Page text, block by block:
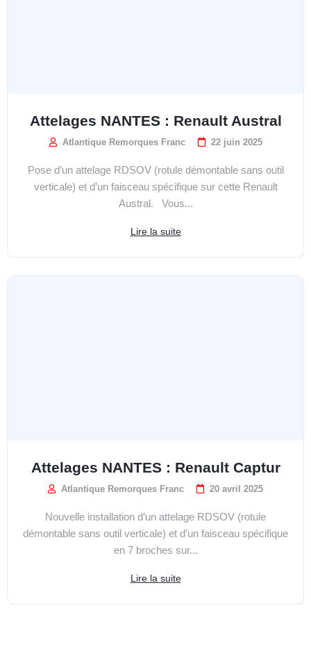
Attelages NANTES : Renault Austral
Atlantique Remorques Franc 22 juin 2025
Pose d’un attelage RDSOV (rotule démontable sans outil
verticale) et d’un faisceau spécifique sur cette Renault
Austral. Vous...
Lire la suite
Attelages NANTES : Renault Captur
Atlantique Remorques Franc 20 avril 2025
Nouvelle installation d’un attelage RDSOV (rotule
démontable sans outil verticale) et d’un faisceau spécifique
en 7 broches sur...
Lire la suite